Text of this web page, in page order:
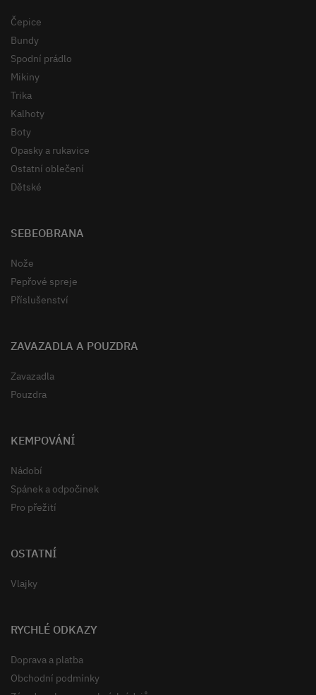
Čepice
Bundy
Spodní prádlo
Mikiny
Trika
Kalhoty
Boty
Opasky a rukavice
Ostatní oblečení
Dětské
SEBEOBRANA
Nože
Pepřové spreje
Příslušenství
ZAVAZADLA A POUZDRA
Zavazadla
Pouzdra
KEMPOVÁNÍ
Nádobí
Spánek a odpočinek
Pro přežití
OSTATNÍ
Vlajky
RYCHLÉ ODKAZY
Doprava a platba
Obchodní podmínky